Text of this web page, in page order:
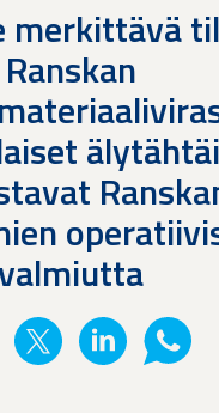
merkittävä
Ranskan